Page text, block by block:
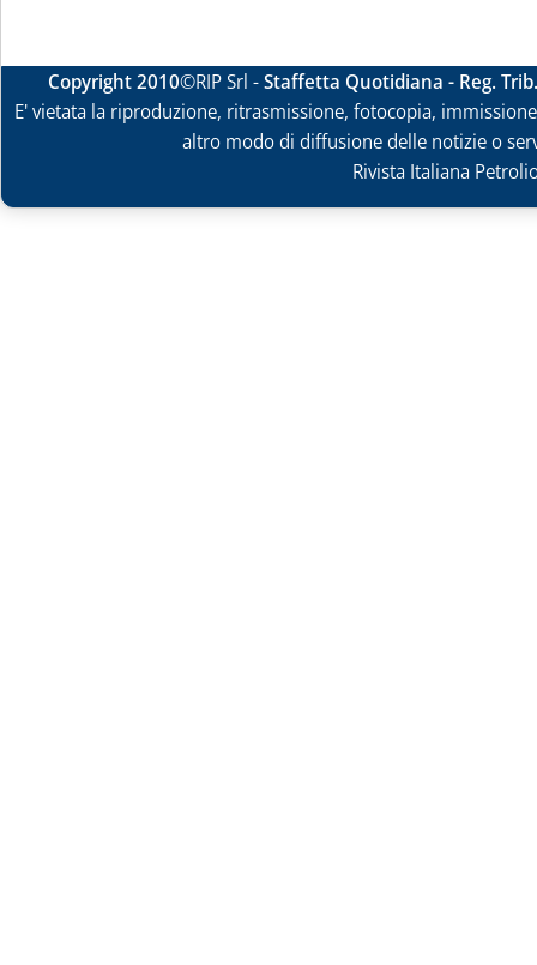
Copyright 2010©RIP Srl -Staffetta Quotidiana - Reg.
E' vietata la riproduzione, ritrasmissione, fotocopia,
altro modo di diffusione delle notizie o
Rivista Italiana